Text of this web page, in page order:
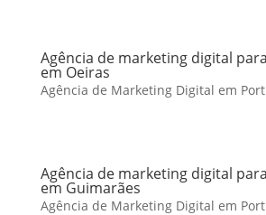
Agência de marketing digital
em Oeiras
Agência de Marketing Digital em
Agência de marketing digital
em Guimarães
Agência de Marketing Digital em